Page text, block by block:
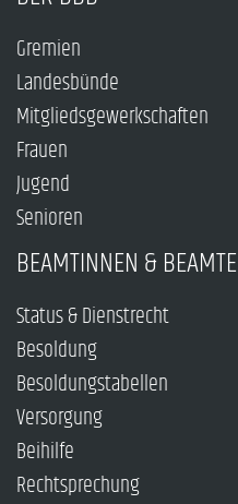
Gremien
Landesbünde
Mitgliedsgewerkschaften
Frauen
Jugend
Senioren
BEAMTINNEN & BEAMTE
Status & Dienstrecht
Besoldung
Besoldungstabellen
Versorgung
Beihilfe
Rechtsprechung